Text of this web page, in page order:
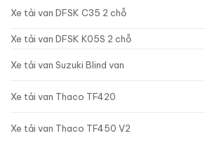
Xe tải van DFSK C35 2 chỗ
Xe tải van DFSK K05S 2 chỗ
Xe tải van Suzuki Blind van
Xe tải van Thaco TF420
Xe tải van Thaco TF450 V2